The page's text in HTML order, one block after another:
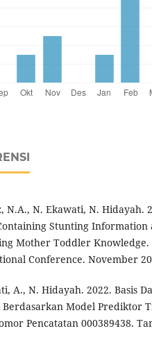
N.A., N. Ekawati, N. Hidayah.
Stunting Information
Mother Toddler Knowledge.
Conference. November
A., N. Hidayah. 2022. Basis
Berdasarkan Model Prediktor
Pencatatan 000389438.